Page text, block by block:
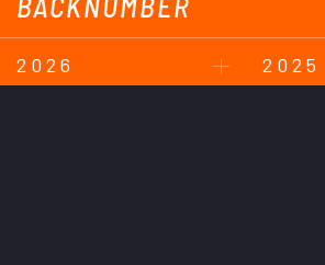
2026
2025